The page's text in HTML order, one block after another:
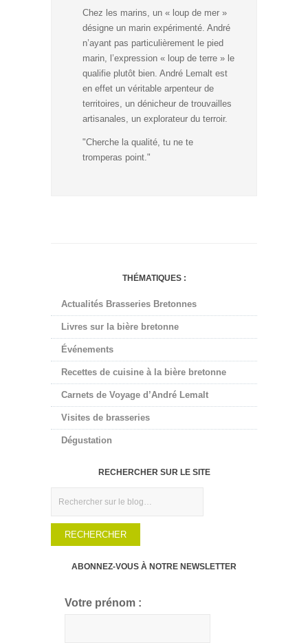
Chez les marins, un « loup de mer »
désigne un marin expérimenté. André
n’ayant pas particulièrement le pied
marin, l’expression « loup de terre » le
qualifie plutôt bien. André Lemalt est
en effet un véritable arpenteur de
territoires, un dénicheur de trouvailles
artisanales, un explorateur du terroir.
"Cherche la qualité, tu ne te
tromperas point."
THÉMATIQUES :
Actualités Brasseries Bretonnes
Livres sur la bière bretonne
Événements
Recettes de cuisine à la bière bretonne
Carnets de Voyage d’André Lemalt
Visites de brasseries
Dégustation
RECHERCHER SUR LE SITE
ABONNEZ-VOUS À NOTRE NEWSLETTER
Votre prénom :